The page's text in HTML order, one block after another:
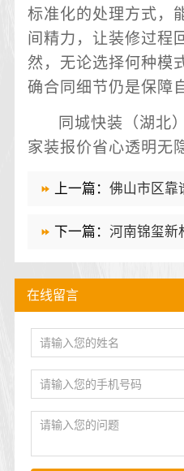
标准化的处理方式，
间精力，让装修过程
然，无论选择何种模
确合同细节仍是保障
同城快装（湖北
家装报价省心透明无
上一篇： 佛山市区靠谱家装施
下一篇： 河南锦玺新材料
在线留言